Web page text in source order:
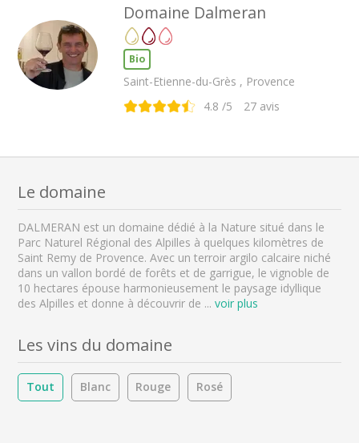
Domaine Dalmeran
Bio
Saint-Etienne-du-Grès , Provence
4.8 /5 27 avis
Le domaine
DALMERAN est un domaine dédié à la Nature situé dans le
Parc Naturel Régional des Alpilles à quelques kilomètres de
Saint Remy de Provence. Avec un terroir argilo calcaire niché
dans un vallon bordé de forêts et de garrigue, le vignoble de
10 hectares épouse harmonieusement le paysage idyllique
des Alpilles et donne à découvrir de ... voir plus
Les vins du domaine
Tout Blanc Rouge Rosé